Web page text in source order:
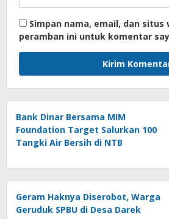
Simpan nama, email, dan situs
peramban ini untuk komentar
Bank Dinar Bersama MIM
Foundation Target Salurkan 100
Tangki Air Bersih di NTB
Geram Haknya Diserobot, Warga
Geruduk SPBU di Desa Darek